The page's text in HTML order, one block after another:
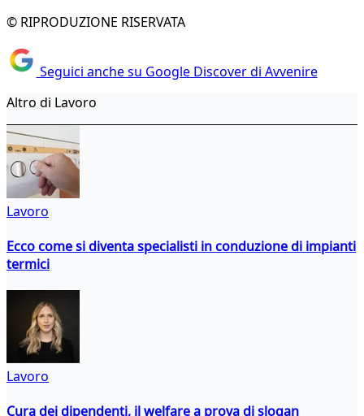
© RIPRODUZIONE RISERVATA
Seguici anche su Google Discover di Avvenire
Altro di Lavoro
Lavoro
Ecco come si diventa specialisti in conduzione di impianti
termici
Lavoro
Cura dei dipendenti, il welfare a prova di slogan